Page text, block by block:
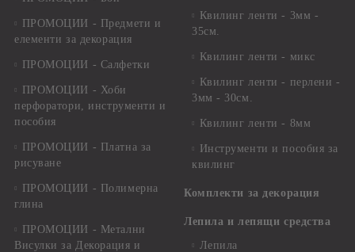
ПРОМОЦИИ - Предмети и
елементи за декорация
ПРОМОЦИИ - Салфетки
ПРОМОЦИИ - Хоби
перфоратори, инструменти и
пособия
ПРОМОЦИИ - Платна за
рисуване
ПРОМОЦИИ - Полимерна
глина
ПРОМОЦИИ - Метални
Висулки за Декорация и
Квилинг ленти - 3мм -
35см.
Квилинг ленти - микс
Квилинг ленти - перлени -
3мм - 30см.
Квилинг ленти - 8мм
Инструменти и пособия за
квилинг
Комплекти за декорация
Лепила и лепящи средства
Лепила